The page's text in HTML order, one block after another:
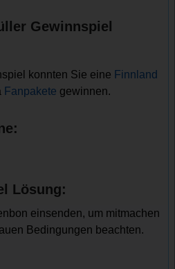
Gewinnspiel
konnten Sie eine Finnland
Fanpakete gewinnen.
Lösung:
einsenden, um mitmachen
Bedingungen beachten.